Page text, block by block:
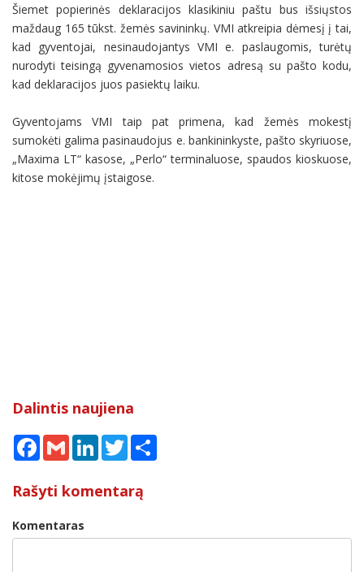
Šiemet popierinės deklaracijos klasikiniu paštu bus išsiųstos
maždaug 165 tūkst. žemės savininkų. VMI atkreipia dėmesį į tai,
kad gyventojai, nesinaudojantys VMI e. paslaugomis, turėtų
nurodyti teisingą gyvenamosios vietos adresą su pašto kodu,
kad deklaracijos juos pasiektų laiku.
Gyventojams VMI taip pat primena, kad žemės mokestį
sumokėti galima pasinaudojus e. bankininkyste, pašto skyriuose,
„Maxima LT“ kasose, „Perlo“ terminaluose, spaudos kioskuose,
kitose mokėjimų įstaigose.
Dalintis naujiena
Facebook
Gmail LinkedInTwitter
Rašyti komentarą
Komentaras